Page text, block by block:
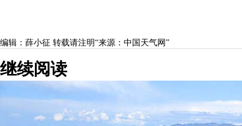
编辑：薛小征 转载请注明“来源：中国天气网”
继续阅读